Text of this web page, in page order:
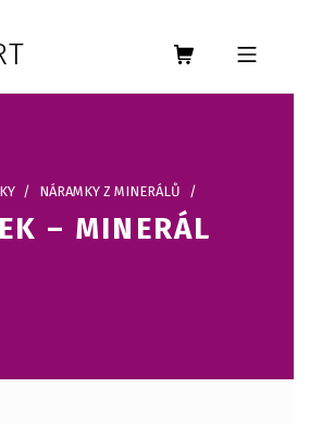
MOBILE MENU
/ NÁRAMKY Z MINERÁLŮ /
– MINERÁL